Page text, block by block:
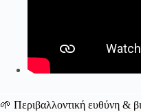
🌱 Περιβαλλοντική ευθύνη &